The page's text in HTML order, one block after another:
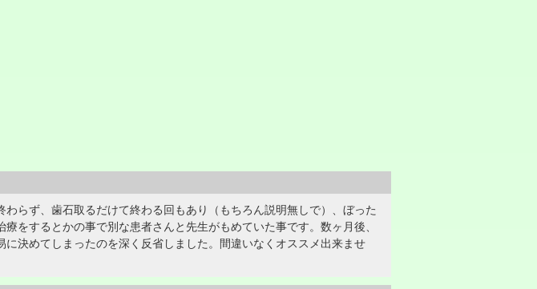
らず、歯石取るだけて終わる回もあり（もちろん説明無しで）、ぼった
をするとかの事で別な患者さんと先生がもめていた事です。数ヶ月後、
決めてしまったのを深く反省しました。間違いなくオススメ出来ませ